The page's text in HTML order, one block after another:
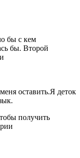
бы с кем
бы. Второй
оставить.Я деток
получить